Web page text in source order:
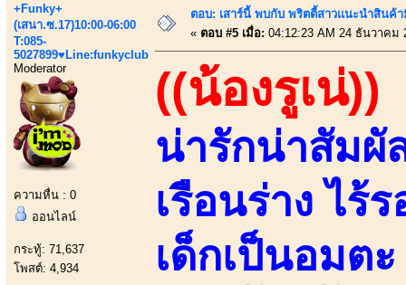
+Funky+
(เสนา.ซ.17)10:00-06:00
T:085-
5027899♥Line:funkyclub
Moderator
ความหื่น : 0
ออนไลน์
กระทู้: 71,637
โพสต์: 4,934
ตอบ: เสาร์นี้ พบกับ พริตตี้สาวแนะนำสินค้
« ตอบ #5 เมื่อ: 04:12:23 AM 24 ธันวาคม
((น้องรูเน่))
น่ารักน่าสัมผั
เรือนร่าง ไร้
เด็กเป็นอมต